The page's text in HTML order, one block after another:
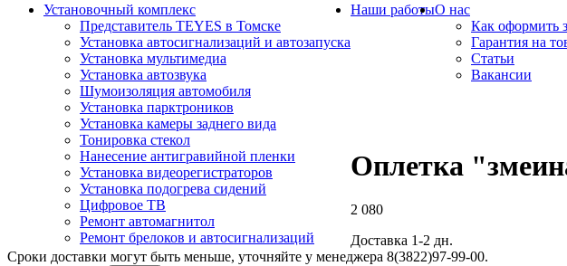
Установочный комплекс
Представитель TEYES в Томске
Установка автосигнализаций и автозапуска
Установка мультимедиа
Установка автозвука
Шумоизоляция автомобиля
Установка парктроников
Установка камеры заднего вида
Тонировка стекол
Нанесение антигравийной пленки
Установка видеорегистраторов
Установка подогрева сидений
Цифровое ТВ
Ремонт автомагнитол
Ремонт брелоков и автосигнализаций
Наши работыО нас
Как оформить
Гарантия на
Статьи
Вакансии
Оплетка
2 080
Доставка 1-2 дн.
Сроки доставки могут быть меньше, уточняйте у менеджера 8(3822)97-99-00.